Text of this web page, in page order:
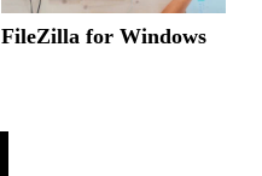
FileZilla for Windows